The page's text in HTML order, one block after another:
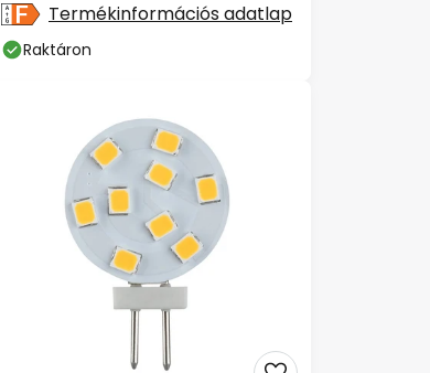
Termékinformációs adatlap
Raktáron